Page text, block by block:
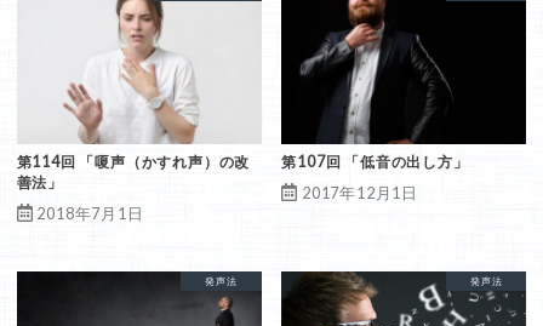
第114回 「嗄声（かすれ声）の改
善法」
2018年7月1日
第107回 「低音の出し方」
2017年12月1日
共鳴発声法
発声法 発声法